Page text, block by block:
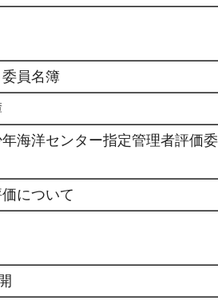
員名簿
海洋センター指定管理者評価
について